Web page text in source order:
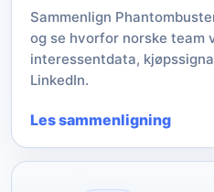
Sammenlign
og se hvorfor norske team
interessentdata,
LinkedIn.
Les sammenligning